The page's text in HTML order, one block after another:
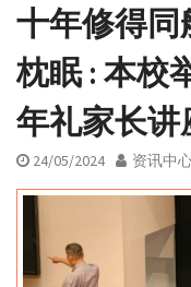
十年修得
枕眠 : 本校
年礼家长讲
24/05/2024 资讯中